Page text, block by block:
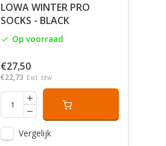
LOWA WINTER PRO
SOCKS - BLACK
Op voorraad
€27,50
€22,73 Excl. btw
Vergelijk